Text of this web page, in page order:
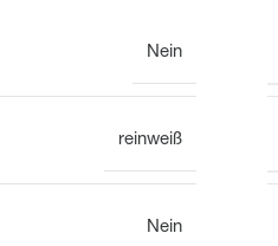
Nein
reinweiß
Nein